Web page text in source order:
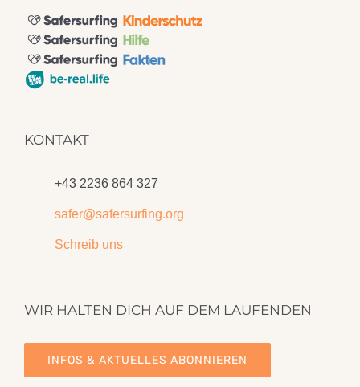
KONTAKT
+43 2236 864 327
safer@safersurfing.org
Schreib uns
WIR HALTEN DICH AUF DEM LAUFENDEN
INFOS & AKTUELLES ABONNIEREN